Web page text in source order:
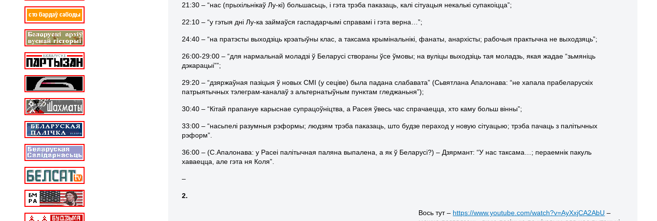
21:30 – “нас (прыхільнікаў Лу-кі) большасьць, і гэта трэба паказаць, калі сітуацыя некалькі супакоіцца”;
22:10 – “у гэтыя дні Лу-ка займаўся гаспадарчымі справамі і гэта верна…”;
24:40 – “на пратэсты выходзіць крэатыўны клас, а таксама крымінальнікі, фанаты, анархісты; рабочыя практычна не выходзяць”;
26:00-29:00 – “для нармальнай моладзі ў Беларусі створаны ўсе ўмовы; на вуліцы выходзіць тая моладзь, якая жадае “зьмяніць
дэкарацыі””;
29:20 – “дзяржаўная пазіцыя ў новых СМІ (у сеціве) была падана слабавата” (Сьвятлана Апалонава: “не хапала прабеларускіх
патрыятычных тэлеграм-каналаў з альтернатыўным пунктам гледжаньня”);
30:40 – “Кітай прапануе карыснае супрацоўніцтва, а Расея ўвесь час спрачаецца, хто каму больш вінны”;
33:00 – “насьпелі разумныя рэформы; людзям трэба паказаць, што будзе пераход у новую сітуацыю; трэба пачаць з палітычных
рэформ”.
36:00 – (С.Апалонава: у Расеі палітычная паляна выпалена, а як ў Беларусі?) – Дзярмант: “У нас таксама…; пераемнік пакуль
хаваецца, але гэта ня Коля”.
–
2.
Вось тут – https://www.youtube.com/watch?v=AyXxjCA2AbU –